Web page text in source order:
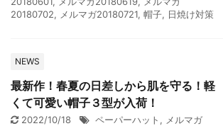
20180702, メルマガ20180721, 帽子, 日焼け対策
NEWS
最新作！春夏の日差しから肌を守る！軽
くて可愛い帽子３型が入荷！
2022/10/18 ペーパーハット , メルマガ